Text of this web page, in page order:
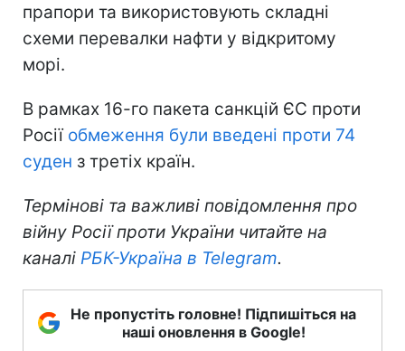
прапори та використовують складні
схеми перевалки нафти у відкритому
морі.
В рамках 16-го пакета санкцій ЄС проти
Росії обмеження були введені проти 74
суден з третіх країн.
Термінові та важливі повідомлення про
війну Росії проти України читайте на
каналі РБК-Україна в Telegram.
Не пропустіть головне! Підпишіться на
наші оновлення в Google!